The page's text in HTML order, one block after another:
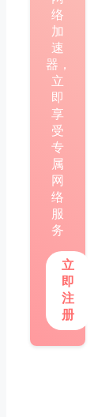
络
加
速
器，
立
即
享
受
专
属
网
络
服
务
立
即
注
册